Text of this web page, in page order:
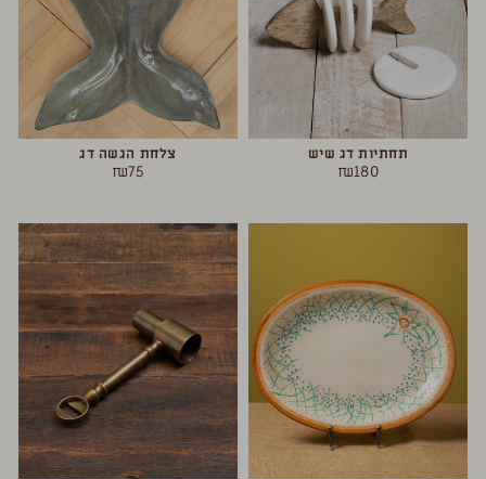
תחתיות דג שיש
₪180
צלחת הגשה דג
₪75